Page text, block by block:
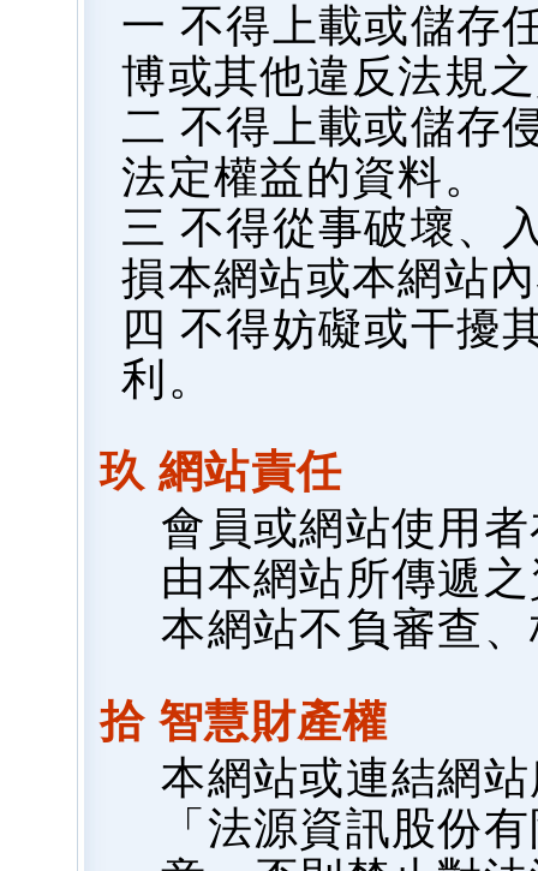
一 不得上載或儲存
博或其他違反法規
二 不得上載或儲存
法定權益的資料。
三 不得從事破壞、
損本網站或本網站
四 不得妨礙或干擾
利。
玖 網站責任
會員或網站使用
由本網站所傳遞
本網站不負審查
拾 智慧財產權
本網站或連結網
「法源資訊股份